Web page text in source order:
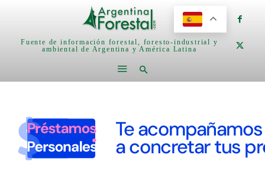
Fuente de información forestal, foresto-industrial y
ambiental de Argentina y América Latina